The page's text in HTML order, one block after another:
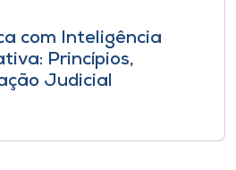
com Inteligência
Princípios,
Judicial